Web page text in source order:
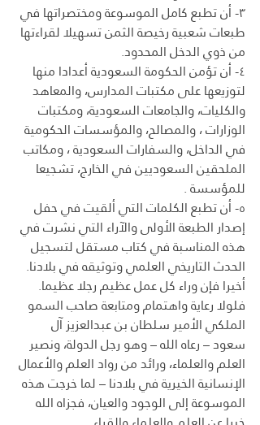
۳- أن تطبع كامل الموسوعة ومختصراتها في
طبعات شعبية رخيصة الثمن تسهيلا لقراءتها
من ذوي الدخل المحدود.
٤- أن تؤمن الحكومة السعودية أعدادا منها
لتوزيعها على مكتبات المدارس، والمعاهد
والكليات، والجامعات السعودية، ومكتبات
الوزارات ، والمصالح، والمؤسسات الحكومية
في الداخل، والسفارات السعودية ، ومكاتب
الملحقين السعوديين في الخارج، تشجيعا
للمؤسسة .
٥- أن تطبع الكلمات التي ألقيت في حفل
إصدار الطبعة الأولى والآراء التي نشرت في
هذه المناسبة في كتاب مستقل لتسجيل
الحدث التاريخي العلمي وتوثيقه في بلادنا.
أخيرا فإن وراء كل عمل عظيم رجلا عظيما.
فلولا رعاية واهتمام ومتابعة صاحب السمو
الملكي الأمير سلطان بن عبدالعزيز آل
سعود – رعاه الله – وهو رجل الدولة، ونصير
العلم والعلماء، ورائد من رواد العلم والأعمال
الإنسانية الخيرية في بلادنا – لما خرجت هذه
الموسوعة إلى الوجود والعيان، فجزاه الله